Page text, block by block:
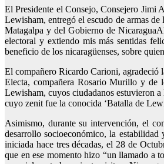
El Presidente el Consejo, Consejero Jimi
Lewisham, entregó el escudo de armas
Matagalpa y del Gobierno de
electoral y extiendo mis más sentidas
beneficio de los nicaragüenses, sobre
El compañero Ricardo Carioni, agradeció
Electa, compañera Rosario Murillo y de
Lewisham, cuyos ciudadanos estuvieron
cuyo zenit fue la conocida ‘Batalla de
Asimismo, durante su intervención, el
desarrollo socioeconómico, la
iniciada hace tres décadas, el 28 de
que en ese momento hizo “un llamado a